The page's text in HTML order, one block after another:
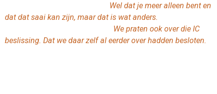
Wel dat je meer alleen bent en
dat dat saai kan zijn, maar dat is wat anders.
We praten ook over die IC
beslissing. Dat we daar zelf al eerder over hadden besloten.